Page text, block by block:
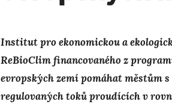
Institut pro ekonomickou a
ReBioClim financovaného z
evropských zemí pomáhat městům
regulovaných toků proudících v